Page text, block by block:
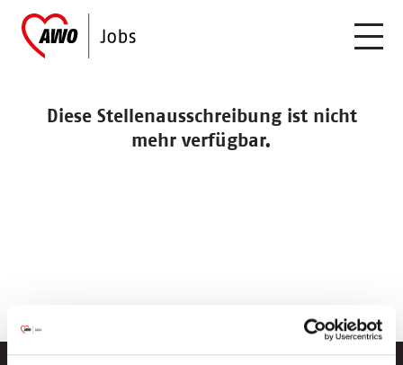
Diese Stellenausschreibung ist nicht
mehr verfügbar.